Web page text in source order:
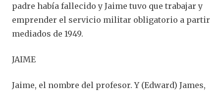
padre había fallecido y Jaime tuvo que trabajar y
emprender el servicio militar obligatorio a partir
mediados de 1949.
JAIME
Jaime, el nombre del profesor. Y (Edward) James,